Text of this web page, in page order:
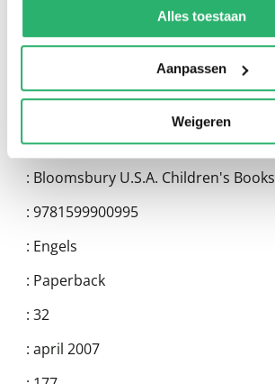
kunnen ontvangen en verwerken.
Alles toestaan
Aanpassen
Weigeren
:Aaron Reynolds
: Bloomsbury U.S.A. Children's Books
: 9781599900995
: Engels
: Paperback
: 32
: april 2007